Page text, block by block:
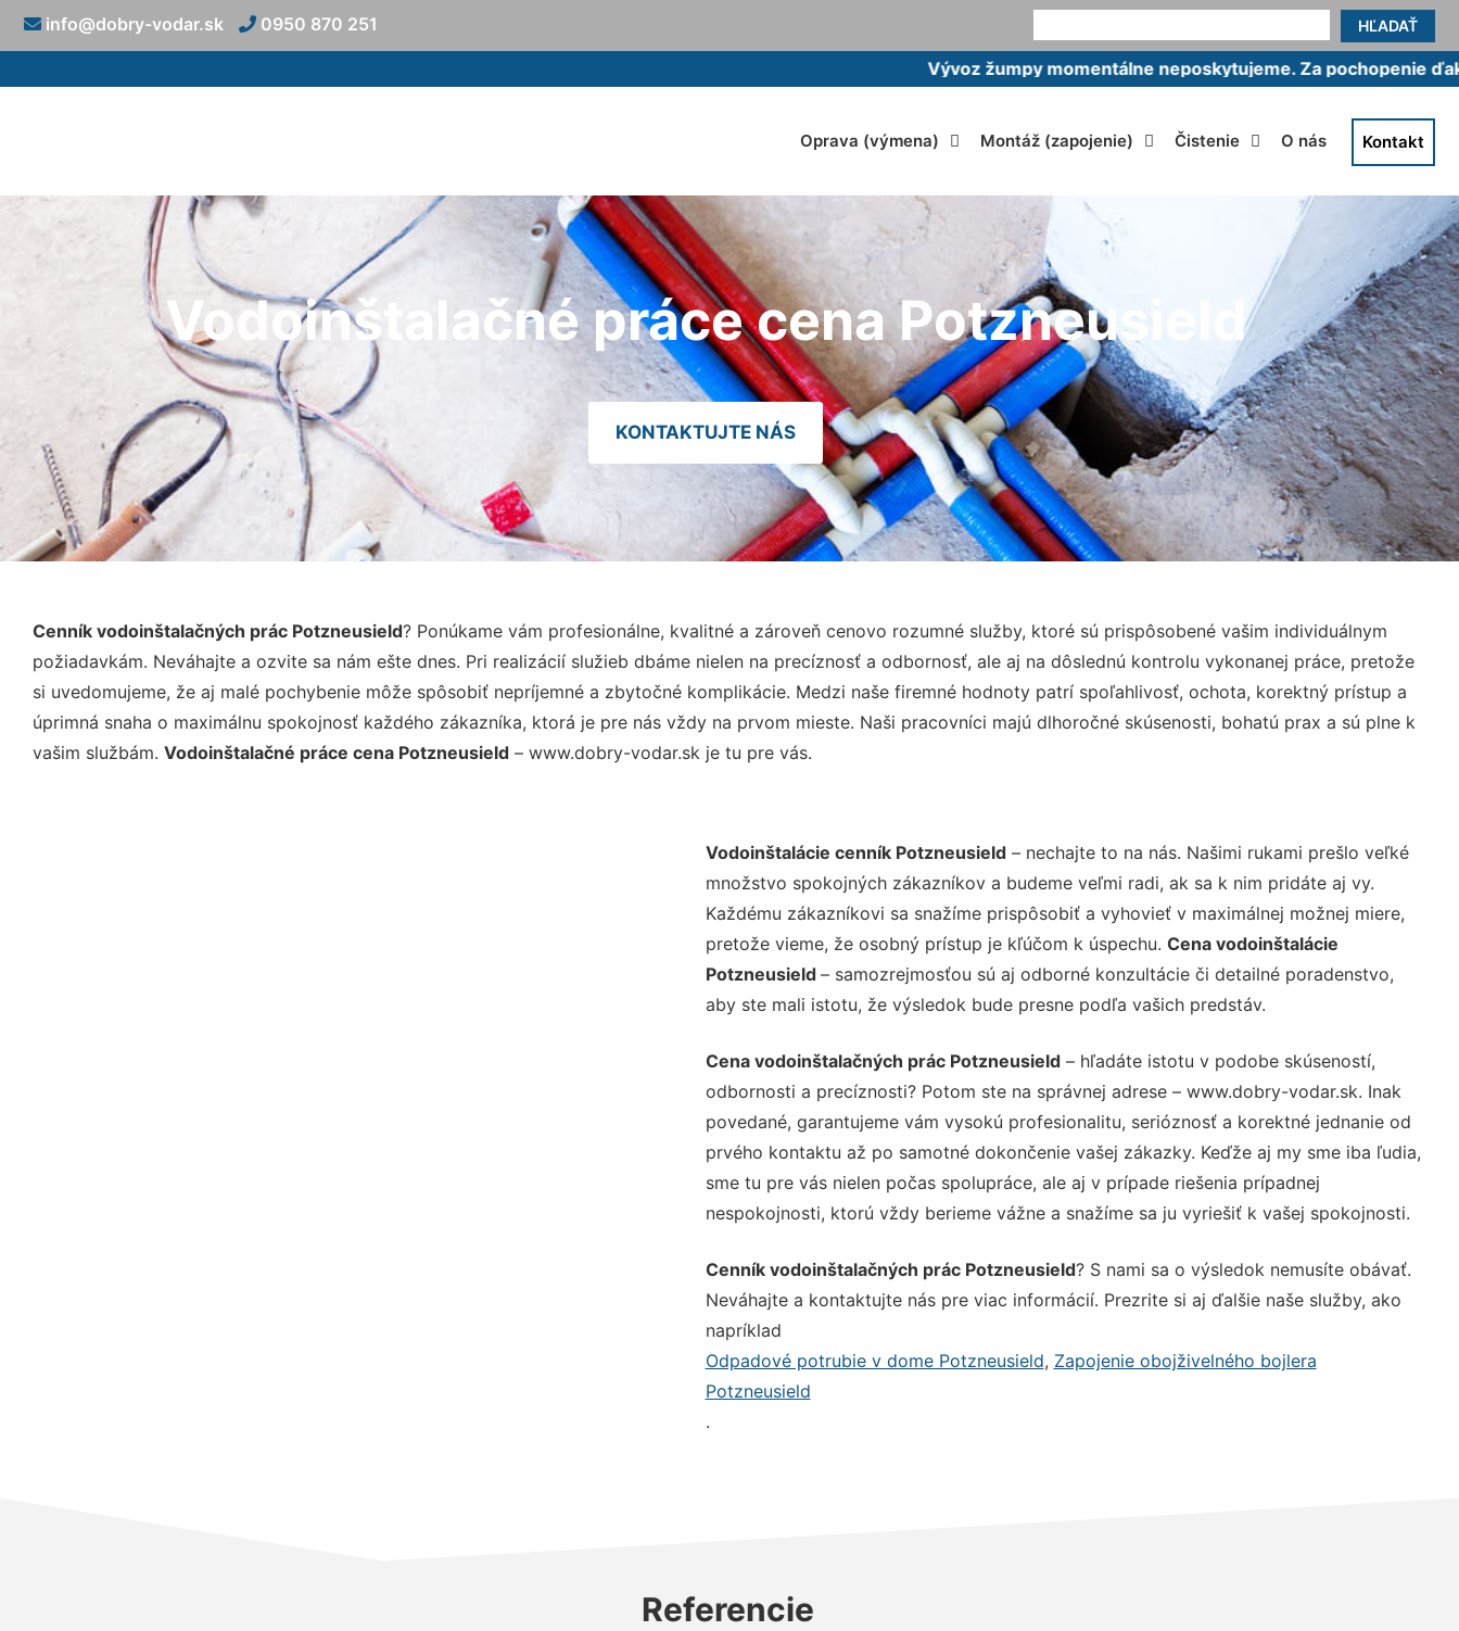
HĽADAŤ
info@dobry-vodar.sk 0950 870 251
Vývoz žumpy momentálne neposkytujeme. Za pochopenie ďakujeme.
Oprava (výmena) Montáž (zapojenie) Čistenie O nás Kontakt
Vodoinštalačné práce cena Potzneusield
KONTAKTUJTE NÁS
Cenník vodoinštalačných prác Potzneusield? Ponúkame vám profesionálne, kvalitné a zároveň cenovo rozumné služby, ktoré sú prispôsobené vašim individuálnym
požiadavkám. Neváhajte a ozvite sa nám ešte dnes. Pri realizácií služieb dbáme nielen na precíznosť a odbornosť, ale aj na dôslednú kontrolu vykonanej práce, pretože
si uvedomujeme, že aj malé pochybenie môže spôsobiť nepríjemné a zbytočné komplikácie. Medzi naše firemné hodnoty patrí spoľahlivosť, ochota, korektný prístup a
úprimná snaha o maximálnu spokojnosť každého zákazníka, ktorá je pre nás vždy na prvom mieste. Naši pracovníci majú dlhoročné skúsenosti, bohatú prax a sú plne k
vašim službám. Vodoinštalačné práce cena Potzneusield – www.dobry-vodar.sk je tu pre vás.
Vodoinštalácie cenník Potzneusield– nechajte to na nás. Našimi rukami prešlo veľké
množstvo spokojných zákazníkov a budeme veľmi radi, ak sa k nim pridáte aj vy.
Každému zákazníkovi sa snažíme prispôsobiť a vyhovieť v maximálnej možnej miere,
pretože vieme, že osobný prístup je kľúčom k úspechu. Cena vodoinštalácie
Potzneusield – samozrejmosťou sú aj odborné konzultácie či detailné poradenstvo,
aby ste mali istotu, že výsledok bude presne podľa vašich predstáv.
Cena vodoinštalačných prác Potzneusield– hľadáte istotu v podobe skúseností,
odbornosti a precíznosti? Potom ste na správnej adrese – www.dobry-vodar.sk. Inak
povedané, garantujeme vám vysokú profesionalitu, serióznosť a korektné jednanie od
prvého kontaktu až po samotné dokončenie vašej zákazky. Keďže aj my sme iba ľudia,
sme tu pre vás nielen počas spolupráce, ale aj v prípade riešenia prípadnej
nespokojnosti, ktorú vždy berieme vážne a snažíme sa ju vyriešiť k vašej spokojnosti.
Cenník vodoinštalačných prác Potzneusield? S nami sa o výsledok nemusíte obávať.
Neváhajte a kontaktujte nás pre viac informácií. Prezrite si aj ďalšie naše služby, ako
napríklad
Odpadové potrubie v dome Potzneusield, Zapojenie obojživelného bojlera
Potzneusield
.
Referencie